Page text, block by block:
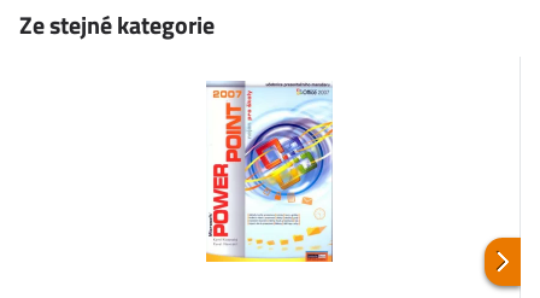
Ze stejné kategorie